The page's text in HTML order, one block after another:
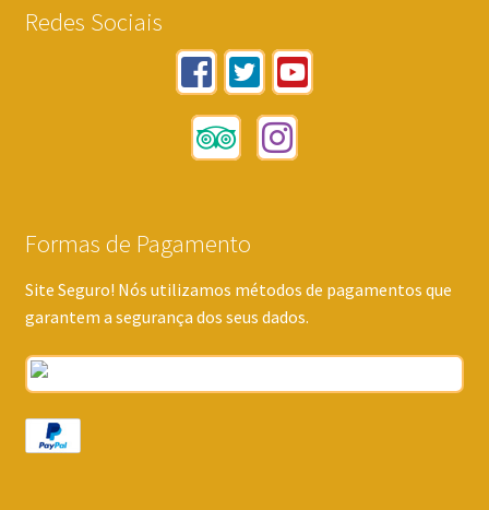
Redes Sociais
Formas de Pagamento
Site Seguro! Nós utilizamos métodos de pagamentos que
garantem a segurança dos seus dados.